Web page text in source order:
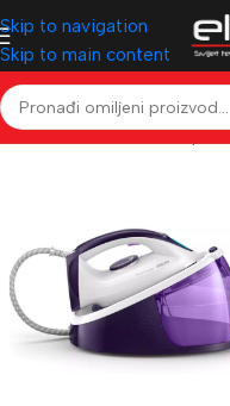
Skip to navigation
Skip to main content
Početna Mali kućanski